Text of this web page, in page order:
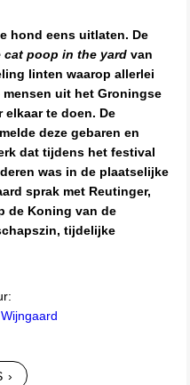
hond eens uitlaten. De
poop in the yard van
linten waarop allerlei
uit het Groningse
te doen. De
deze gebaren en
dat tijdens het festival
was in de plaatselijke
sprak met Reutinger,
de Koning van de
tijdelijke
›